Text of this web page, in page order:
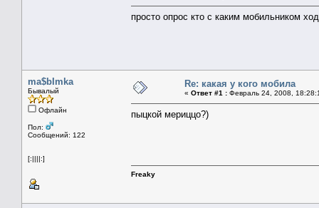
просто опрос кто с каким мобильником
ma$bImka
Бывалый
Офлайн
Пол:
Сообщений: 122
[:||||:]
Re: какая у кого мобила
« Ответ #1 : Февраль 24, 2008,
пыцкой мериццо?)
Freaky